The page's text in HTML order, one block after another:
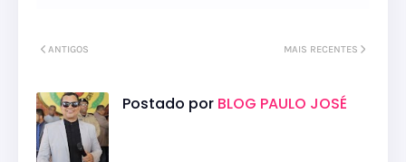
MAIS RECENTES
ANTIGOS
Postado por BLOG PAULO JOSÉ